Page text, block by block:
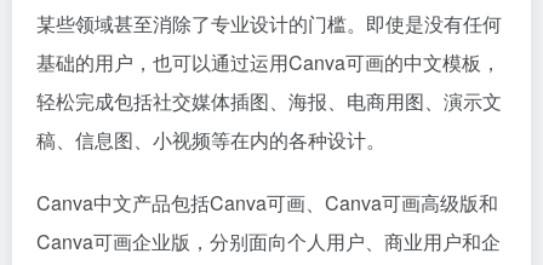
某些领域甚至消除了专业设计的门槛。即使是没有任何
基础的用户，也可以通过运用Canva可画的中文模板，
轻松完成包括社交媒体插图、海报、电商用图、演示文
稿、信息图、小视频等在内的各种设计。
Canva中文产品包括Canva可画、Canva可画高级版和
Canva可画企业版，分别面向个人用户、商业用户和企